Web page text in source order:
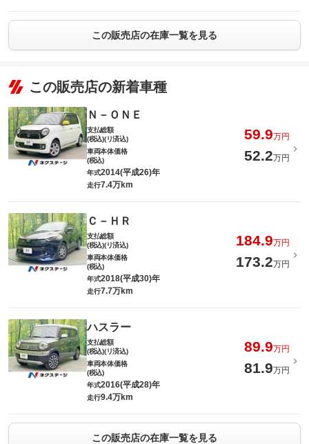
この販売店の在庫一覧を見る
この販売店の新着車種
Ｎ－ＯＮＥ
支払総額
(税込)(リ済込)
59.9万円
車両本体価格
(税込)
52.2万円
年式2014(平成26)年
走行7.4万km
Ｃ－ＨＲ
支払総額
(税込)(リ済込)
184.9万円
車両本体価格
(税込)
173.2万円
年式2018(平成30)年
走行7.7万km
ハスラー
支払総額
(税込)(リ済込)
89.9万円
車両本体価格
(税込)
81.9万円
年式2016(平成28)年
走行9.4万km
この販売店の在庫一覧を見る